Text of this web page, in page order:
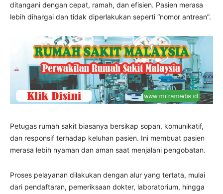
ditangani dengan cepat, ramah, dan efisien. Pasien merasa
lebih dihargai dan tidak diperlakukan seperti “nomor antrean”.
Petugas rumah sakit biasanya bersikap sopan, komunikatif,
dan responsif terhadap keluhan pasien. Ini membuat pasien
merasa lebih nyaman dan aman saat menjalani pengobatan.
Proses pelayanan dilakukan dengan alur yang tertata, mulai
dari pendaftaran, pemeriksaan dokter, laboratorium, hingga